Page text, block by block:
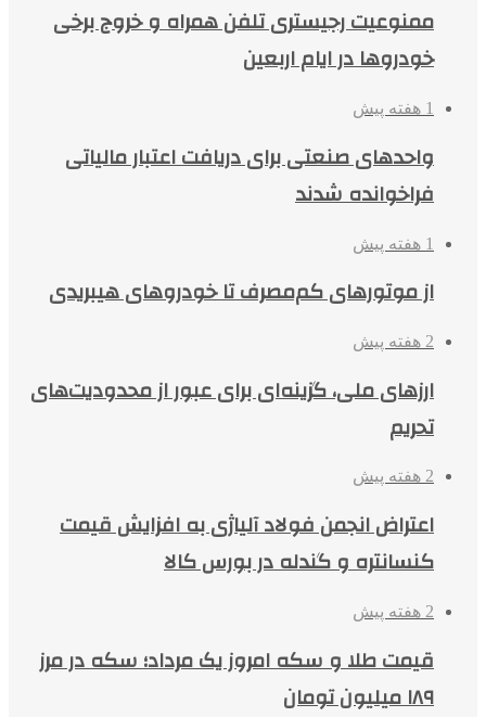
ممنوعیت رجیستری تلفن همراه و خروج برخی
خودروها در ایام اربعین
1 هفته پیش
واحدهای صنعتی برای دریافت اعتبار مالیاتی
فراخوانده شدند
1 هفته پیش
از موتورهای کم‌مصرف تا خودروهای هیبریدی
2 هفته پیش
ارزهای ملی، گزینه‌ای برای عبور از محدودیت‌های
تحریم
2 هفته پیش
اعتراض انجمن فولاد آلیاژی به افزایش قیمت
کنسانتره و گندله در بورس کالا
2 هفته پیش
قیمت طلا و سکه امروز یک مرداد؛ سکه در مرز
۱۸۹ میلیون تومان